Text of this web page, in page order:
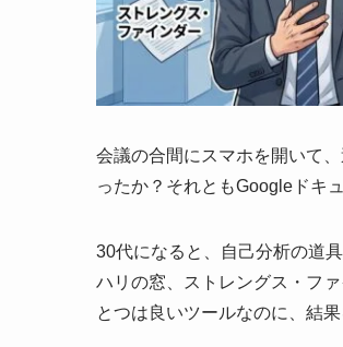
会議の合間にスマホを開いて
ったか？それともGoogleドキ
30代になると、自己分析の道
ハリの窓、ストレングス・フ
とつは良いツールなのに、結